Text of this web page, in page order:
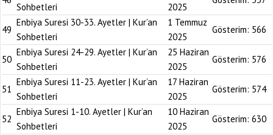
Sohbetleri 2025
49
Enbiya Suresi 30-33. Ayetler | Kur’an
Sohbetleri
1 Temmuz
2025
Gösterim: 566
50
Enbiya Suresi 24-29. Ayetler | Kur’an
Sohbetleri
25 Haziran
2025
Gösterim: 576
51
Enbiya Suresi 11-23. Ayetler | Kur’an
Sohbetleri
17 Haziran
2025
Gösterim: 574
52
Enbiya Suresi 1-10. Ayetler | Kur’an
Sohbetleri
10 Haziran
2025
Gösterim: 630